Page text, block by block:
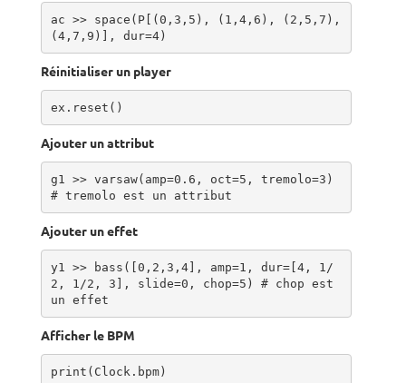
ac >> space(P[(0,3,5), (1,4,6), (2,5,7),
(4,7,9)], dur=4)
Réinitialiser un player
ex.reset()
Ajouter un attribut
g1 >> varsaw(amp=0.6, oct=5, tremolo=3)
# tremolo est un attribut
Ajouter un effet
y1 >> bass([0,2,3,4], amp=1, dur=[4, 1/
2, 1/2, 3], slide=0, chop=5) # chop est
un effet
Afficher le BPM
print(Clock.bpm)